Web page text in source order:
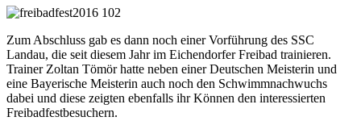
Zum Abschluss gab es dann noch einer Vorführung des SSC
Landau, die seit diesem Jahr im Eichendorfer Freibad trainieren.
Trainer Zoltan Tömör hatte neben einer Deutschen Meisterin und
eine Bayerische Meisterin auch noch den Schwimmnachwuchs
dabei und diese zeigten ebenfalls ihr Können den interessierten
Freibadfestbesuchern.